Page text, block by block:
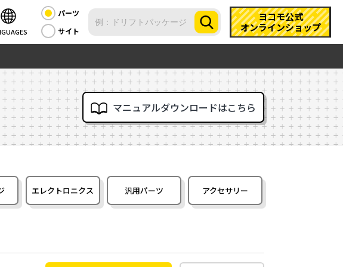
パーツ
サイト
ヨコモ公式
オンラインショップ
マニュアルダウンロードはこちら
エレクトロニクス 汎用パーツ アクセサリー